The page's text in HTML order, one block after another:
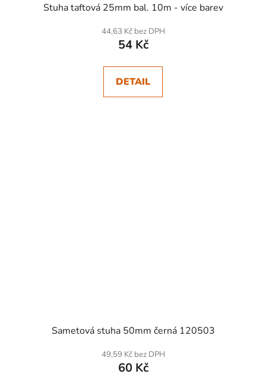
Stuha taftová 25mm bal. 10m - více barev
44,63 Kč bez DPH
54 Kč
DETAIL
Sametová stuha 50mm černá 120503
49,59 Kč bez DPH
60 Kč